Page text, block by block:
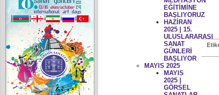
EĞİTİMİNE
BAŞLIYORUZ
HAZİRAN
2025 | 15.
ULUSLARARASI
SANAT
GÜNLERİ
BAŞLIYOR
MAYIS 2025
MAYIS
2025 |
GÖRSEL